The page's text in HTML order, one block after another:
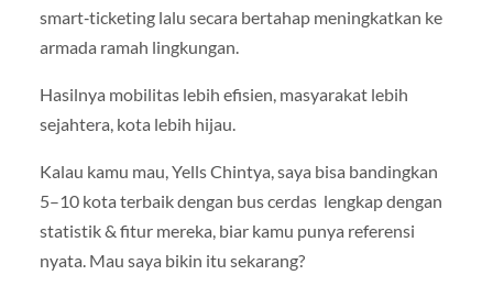
smart‑ticketing lalu secara bertahap meningkatkan ke
armada ramah lingkungan.
Hasilnya mobilitas lebih efisien, masyarakat lebih
sejahtera, kota lebih hijau.
Kalau kamu mau, Yells Chintya, saya bisa bandingkan
5–10 kota terbaik dengan bus cerdas lengkap dengan
statistik & fitur mereka, biar kamu punya referensi
nyata. Mau saya bikin itu sekarang?